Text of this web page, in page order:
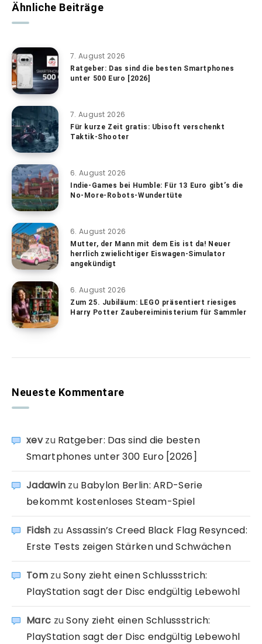
Ähnliche Beiträge
7. August 2026
Ratgeber: Das sind die besten Smartphones
unter 500 Euro [2026]
7. August 2026
Für kurze Zeit gratis: Ubisoft verschenkt
Taktik-Shooter
6. August 2026
Indie-Games bei Humble: Für 13 Euro gibt’s die
No-More-Robots-Wundertüte
6. August 2026
Mutter, der Mann mit dem Eis ist da! Neuer
herrlich zwielichtiger Eiswagen-Simulator
angekündigt
6. August 2026
Zum 25. Jubiläum: LEGO präsentiert riesiges
Harry Potter Zaubereiministerium für Sammler
Neueste Kommentare
xevzu Ratgeber: Das sind die besten
Smartphones unter 300 Euro [2026]
Jadawin zu Babylon Berlin: ARD-Serie
bekommt kostenloses Steam-Spiel
Fidsh zu Assassin’s Creed Black Flag Resynced:
Erste Tests zeigen Stärken und Schwächen
TomzuSony zieht einen Schlussstrich:
PlayStation sagt der Disc endgültig Lebewohl
Marc zuSony zieht einen Schlussstrich:
PlayStation sagt der Disc endgültig Lebewohl